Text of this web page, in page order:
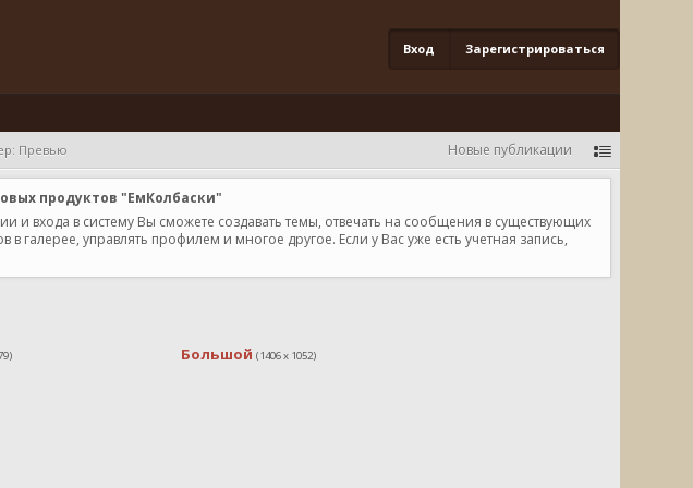
Вход Зарегистрироваться
Превью Новые публикации
продуктов "ЕмКолбаски"
и входа в систему Вы сможете создавать темы, отвечать на сообщения в существующих
управлять профилем и многое другое. Если у Вас уже есть учетная запись,
Большой (1406 x 1052)